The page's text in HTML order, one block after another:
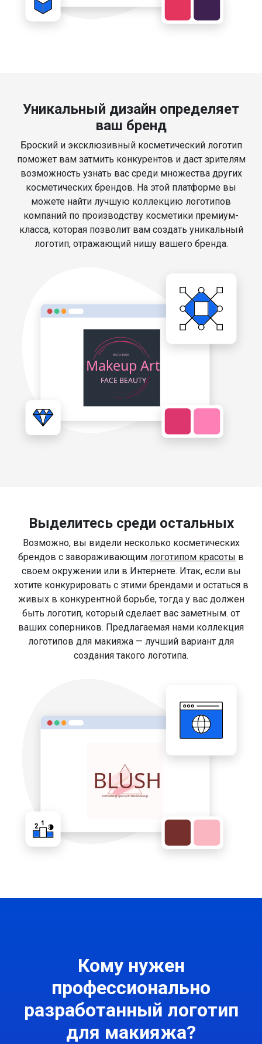
Уникальный дизайн определяет
ваш бренд
Броский и эксклюзивный косметический логотип
поможет вам затмить конкурентов и даст зрителям
возможность узнать вас среди множества других
косметических брендов. На этой платформе вы
можете найти лучшую коллекцию логотипов
компаний по производству косметики премиум-
класса, которая позволит вам создать уникальный
логотип, отражающий нишу вашего бренда.
Выделитесь среди остальных
Возможно, вы видели несколько косметических
брендов с завораживающим логотипом красоты в
своем окружении или в Интернете. Итак, если вы
хотите конкурировать с этими брендами и остаться в
живых в конкурентной борьбе, тогда у вас должен
быть логотип, который сделает вас заметным. от
ваших соперников. Предлагаемая нами коллекция
логотипов для макияжа — лучший вариант для
создания такого логотипа.
Кому нужен
профессионально
разработанный логотип
для макияжа?